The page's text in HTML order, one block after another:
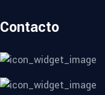
Contacto